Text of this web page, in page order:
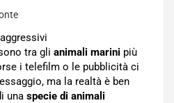
tra gli animali marini più
i telefilm o le pubblicità ci
ma la realtà è ben
una specie di animali